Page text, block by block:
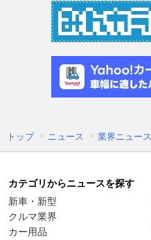
トップ ニュース 業界ニュース
カテゴリからニュースを探す
新車・新型
クルマ業界
カー用品